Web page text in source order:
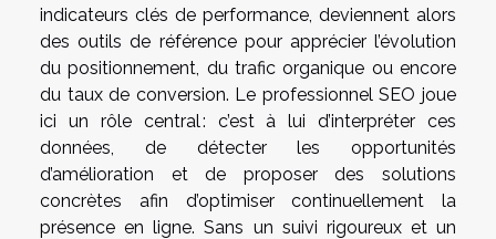
indicateurs clés de performance, deviennent alors
des outils de référence pour apprécier l’évolution
du positionnement, du trafic organique ou encore
du taux de conversion. Le professionnel SEO joue
ici un rôle central : c’est à lui d’interpréter ces
données, de détecter les opportunités
d’amélioration et de proposer des solutions
concrètes afin d’optimiser continuellement la
présence en ligne. Sans un suivi rigoureux et un